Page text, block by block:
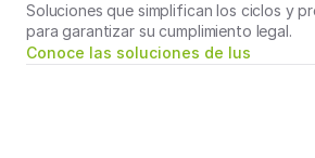
Soluciones que simplifican los ciclos y
para garantizar su cumplimiento legal.
Conoce las soluciones de Ius